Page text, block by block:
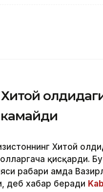
Хитой
қисқарди. Бу
раҳбари ҳамда
деб хабар беради